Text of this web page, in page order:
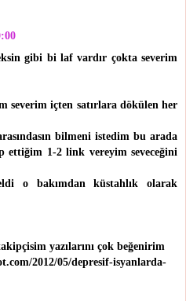
gibi bi laf vardır çokta severim
severim içten satırlara dökülen her
bilmeni istedim bu arada
ettiğim 1-2 link vereyim seveceğini
o bakımdan küstahlık olarak
yazılarını çok beğenirim
2012/05/depresif-isyanlarda-